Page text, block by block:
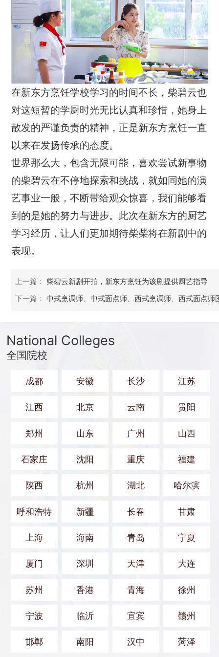
在新东方烹饪学校学习的时间不长，柴碧云也
对这短暂的学厨时光无比认真和珍惜，她身上
散发的严谨负责的精神，正是新东方烹饪一直
以来在发扬传承的态度。
世界那么大，包含无限可能，喜欢尝试新事物
的柴碧云在不停地探索和挑战，就如同她的演
艺事业一般，不断带给观众惊喜，我们能够看
到的是她的努力与进步。此次在新东方的厨艺
学习经历，让人们更加期待柴柴将在新剧中的
表现。
上一篇： 柴碧云新剧开拍，新东方烹饪为该剧提供厨艺指导
下一篇： 中式烹调师、中式面点师、西式烹调师、西式面点师
National Colleges
全国院校
成都 安徽 长沙 江苏
江西 北京 云南 贵阳
郑州 山东 广州 山西
石家庄 沈阳 重庆 福建
陕西 杭州 湖北 哈尔滨
呼和浩特 新疆 长春 甘肃
上海 海南 青岛 宁夏
厦门 深圳 天津 大连
苏州 香港 青海 徐州
宁波 临沂 宜宾 赣州
邯郸 南阳 汉中 菏泽